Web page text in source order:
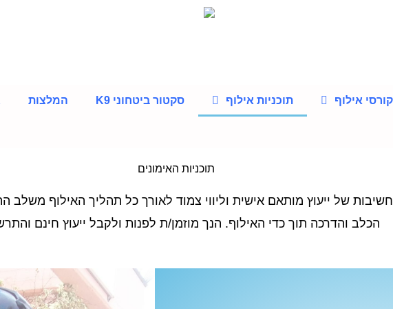
קורסי אילוף תוכניות אילוף סקטור ביטחוני K9 המלצות
תוכניות האימונים
של ייעוץ מותאם אישית וליווי צמוד לאורך כל תהליך האילוף משלב
הכלב והדרכה תוך כדי האילוף. הנך מוזמן/ת לפנות ולקבל ייעוץ חינם